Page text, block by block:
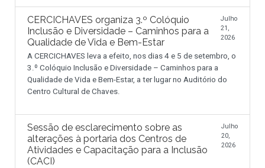
CERCICHAVES organiza 3.º Colóquio
Inclusão e Diversidade – Caminhos para a
Qualidade de Vida e Bem-Estar
Julho
21,
2026
A CERCICHAVES leva a efeito, nos dias 4 e 5 de setembro, o
3.º Colóquio Inclusão e Diversidade – Caminhos para a
Qualidade de Vida e Bem-Estar, a ter lugar no Auditório do
Centro Cultural de Chaves.
Sessão de esclarecimento sobre as
alterações à portaria dos Centros de
Atividades e Capacitação para a Inclusão
(CACI)
Julho
20,
2026